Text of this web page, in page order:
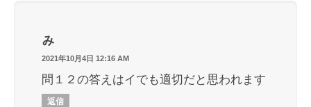
み
2021年10月4日 12:16 AM
問１２の答えはイでも適切だと思われます
返信